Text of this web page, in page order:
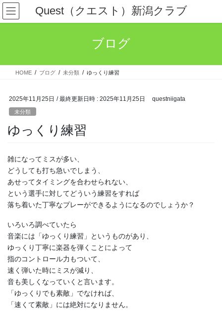
コ
ン
テ
ス
ナ
ビ
ゲ
ン
Quest（クエスト）新潟クラブ
ブログ
HOME ブログ 未分類 ゆっくり練習
2025年11月25日 / 最終更新日時 : 2025年11月25日 questniigata
未分類
ゆっくり練習
雑になってミスが多い、
どうしても打ち急いでしまう、
あせってタイミングを合わせられない、
という選手に対してどういう練習をすれば
落ち着いた丁寧なプレーができるようになるのでしょうか？
いろいろ調べていたら
音楽には「ゆっくり練習」というものがあり、
ゆっくり丁寧に楽器を弾くことによって
指のコントロール力もついて、
速く弾いた時にミスが減り、
音も美しくなっていくと言います。
「ゆっくりでも素敵」でなければ、
「速くて素敵」には絶対になりません。